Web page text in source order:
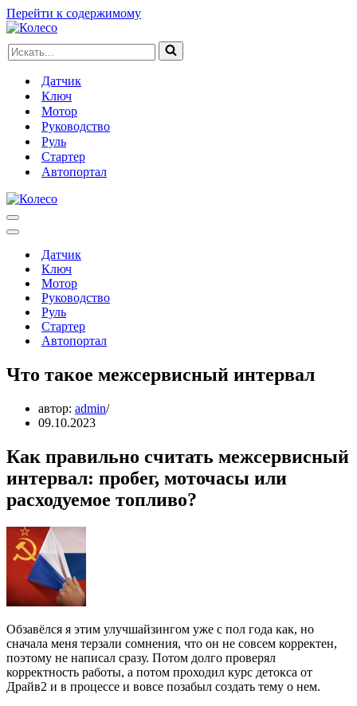
Перейти к содержимому
Искать...
Датчик
Ключ
Мотор
Руководство
Руль
Стартер
Автопортал
Меню
навигации
Меню
навигацииДатчик
Ключ
Мотор
Руководство
Руль
Стартер
Автопортал
Что такое межсервисный интервал
автор: admin
09.10.2023
Как правильно считать межсервисный
интервал: пробег, моточасы или
расходуемое топливо?
Обзавёлся я этим улучшайзингом уже с пол года как, но
сначала меня терзали сомнения, что он не совсем корректен,
поэтому не написал сразу. Потом долго проверял
корректность работы, а потом проходил курс детокса от
Драйв2 и в процессе и вовсе позабыл создать тему о нем.